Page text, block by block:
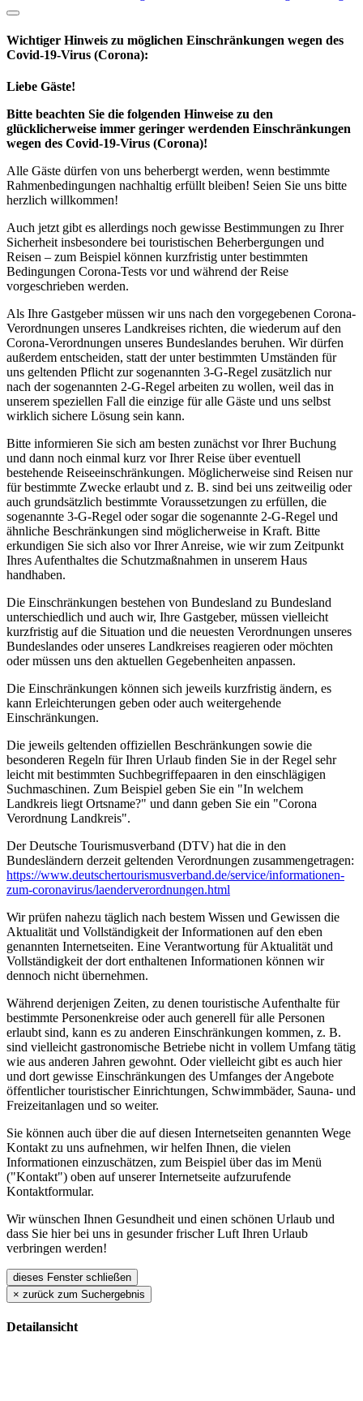
Wichtiger Hinweis zu möglichen Ein­schränk­ungen wegen des
Covid-19-Virus (Corona):
Liebe Gäste!
Bitte beachten Sie die folgenden Hinweise zu den
glücklicherweise immer geringer werdenden Einschränkungen
wegen des Covid-19-Virus (Corona)!
Alle Gäste dürfen von uns beherbergt werden, wenn bestimmte
Rahmenbedingungen nachhaltig erfüllt bleiben! Seien Sie uns bitte
herzlich willkommen!
Auch jetzt gibt es allerdings noch gewisse Bestimmungen zu Ihrer
Sicherheit insbesondere bei touristischen Beherbergungen und
Reisen – zum Beispiel können kurzfristig unter bestimmten
Bedingungen Corona-Tests vor und während der Reise
vorgeschrieben werden.
Als Ihre Gastgeber müssen wir uns nach den vorgegebenen Corona-
Verordnungen unseres Landkreises richten, die wiederum auf den
Corona-Verordnungen unseres Bundeslandes beruhen. Wir dürfen
außerdem entscheiden, statt der unter bestimmten Umständen für
uns geltenden Pflicht zur sogenannten 3-G-Regel zusätzlich nur
nach der sogenannten 2-G-Regel arbeiten zu wollen, weil das in
unserem speziellen Fall die einzige für alle Gäste und uns selbst
wirklich sichere Lösung sein kann.
Bitte informieren Sie sich am besten zunächst vor Ihrer Buchung
und dann noch einmal kurz vor Ihrer Reise über eventuell
bestehende Reiseeinschränkungen. Möglicherweise sind Reisen nur
für bestimmte Zwecke erlaubt und z. B. sind bei uns zeitweilig oder
auch grundsätzlich bestimmte Voraussetzungen zu erfüllen, die
sogenannte 3-G-Regel oder sogar die sogenannte 2-G-Regel und
ähnliche Beschränkungen sind möglicherweise in Kraft. Bitte
erkundigen Sie sich also vor Ihrer Anreise, wie wir zum Zeitpunkt
Ihres Aufenthaltes die Schutzmaßnahmen in unserem Haus
handhaben.
Die Einschränkungen bestehen von Bundesland zu Bundesland
unterschiedlich und auch wir, Ihre Gastgeber, müssen vielleicht
kurzfristig auf die Situation und die neuesten Verordnungen unseres
Bundeslandes oder unseres Landkreises reagieren oder möchten
oder müssen uns den aktuellen Gegebenheiten anpassen.
Die Einschränkungen können sich jeweils kurzfristig ändern, es
kann Erleichterungen geben oder auch weitergehende
Einschränkungen.
Die jeweils geltenden offiziellen Beschränkungen sowie die
besonderen Regeln für Ihren Urlaub finden Sie in der Regel sehr
leicht mit bestimmten Suchbegriffepaaren in den einschlägigen
Suchmaschinen. Zum Beispiel geben Sie ein "In welchem
Landkreis liegt Ortsname?" und dann geben Sie ein "Corona
Verordnung Landkreis".
Der Deutsche Tourismusverband (DTV) hat die in den
Bundesländern derzeit geltenden Verordnungen zusammengetragen:
https://www.deutscher­tourismusverband.de/­service/­informationen-
zum-coronavirus/­laenderverordnungen.html
Wir prüfen nahezu täglich nach bestem Wissen und Gewissen die
Aktualität und Vollständigkeit der Informationen auf den eben
genannten Internetseiten. Eine Verantwortung für Aktualität und
Vollständigkeit der dort enthaltenen Informationen können wir
dennoch nicht übernehmen.
Während derjenigen Zeiten, zu denen touristische Aufenthalte für
bestimmte Personenkreise oder auch generell für alle Personen
erlaubt sind, kann es zu anderen Einschränkungen kommen, z. B.
sind vielleicht gastronomische Betriebe nicht in vollem Umfang tätig
wie aus anderen Jahren gewohnt. Oder vielleicht gibt es auch hier
und dort gewisse Einschränkungen des Umfanges der Angebote
öffentlicher touristischer Einrichtungen, Schwimmbäder, Sauna- und
Freizeitanlagen und so weiter.
Sie können auch über die auf diesen Internetseiten genannten Wege
Kontakt zu uns aufnehmen, wir helfen Ihnen, die vielen
Informationen einzuschätzen, zum Beispiel über das im Menü
("Kontakt") oben auf unserer Internetseite aufzurufende
Kontaktformular.
Wir wünschen Ihnen Gesundheit und einen schönen Urlaub und
dass Sie hier bei uns in gesunder frischer Luft Ihren Urlaub
verbringen werden!
dieses Fenster schließen
× zurück zum Suchergebnis
Detailansicht